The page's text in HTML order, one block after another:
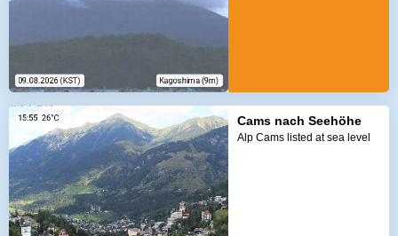
Cams nach Seehöhe
Alp Cams listed at sea level